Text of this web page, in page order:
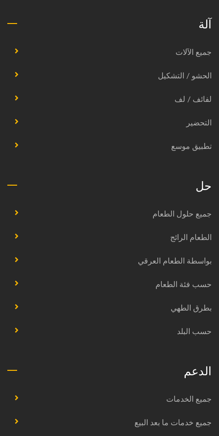
آلة
جميع الآلات
الحشو / التشكيل
لفائف / لف
التحضير
تطبيق موسع
حل
جميع حلول الطعام
الطعام الرائج
بواسطة الطعام العرقي
حسب فئة الطعام
بطرق الطهي
حسب البلد
الدعم
جميع الخدمات
جميع خدمات ما بعد البيع